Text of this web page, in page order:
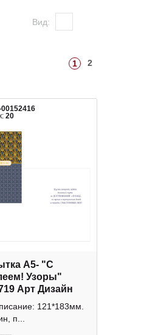
Вид:
1 2
20
А5- "С
Узоры"
Арт Дизайн
121*183мм.
п...